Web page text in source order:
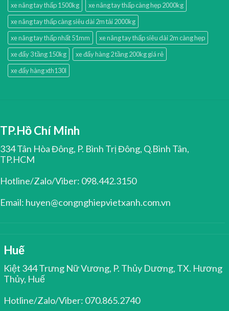
xe nâng tay thấp 1500kg
xe nâng tay thấp càng hẹp 2000kg
xe nâng tay thấp càng siêu dài 2m tải 2000kg
xe nâng tay thấp nhất 51mm
xe nâng tay thấp siêu dài 2m càng hẹp
xe đẩy 3 tầng 150kg
xe đẩy hàng 2 tầng 200kg giá rẻ
xe đẩy hàng xth130l
TP.Hồ Chí Minh
334 Tân Hòa Đông, P. Bình Trị Đông, Q.Bình Tân,
TP.HCM
Hotline/Zalo/Viber: 098.442.3150
Email: huyen@congnghiepvietxanh.com.vn
Huế
Kiệt 344 Trưng Nữ Vương, P. Thủy Dương, TX. Hương
Thủy, Huế
Hotline/Zalo/Viber: 070.865.2740